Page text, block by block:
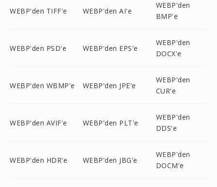
WEBP'den TIFF'e WEBP'den AI'e
WEBP'den
BMP'e
WEBP'den PSD'e WEBP'den EPS'e
WEBP'den
DOCX'e
WEBP'den WBMP'e WEBP'den JPE'e
WEBP'den
CUR'e
WEBP'den AVIF'e WEBP'den PLT'e
WEBP'den
DDS'e
WEBP'den HDR'e WEBP'den JBG'e
WEBP'den
DOCM'e